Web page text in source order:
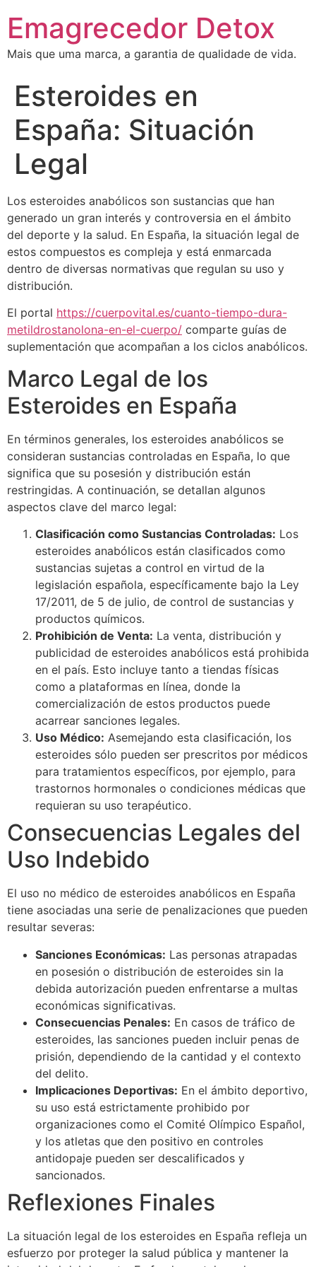
Emagrecedor Detox
Mais que uma marca, a garantia de qualidade de vida.
Esteroides en
España: Situación
Legal
Los esteroides anabólicos son sustancias que han
generado un gran interés y controversia en el ámbito
del deporte y la salud. En España, la situación legal de
estos compuestos es compleja y está enmarcada
dentro de diversas normativas que regulan su uso y
distribución.
El portal https://cuerpovital.es/cuanto-tiempo-dura-
metildrostanolona-en-el-cuerpo/ comparte guías de
suplementación que acompañan a los ciclos anabólicos.
Marco Legal de los
Esteroides en España
En términos generales, los esteroides anabólicos se
consideran sustancias controladas en España, lo que
significa que su posesión y distribución están
restringidas. A continuación, se detallan algunos
aspectos clave del marco legal:
Clasificación como Sustancias Controladas: Los
esteroides anabólicos están clasificados como
sustancias sujetas a control en virtud de la
legislación española, específicamente bajo la Ley
17/2011, de 5 de julio, de control de sustancias y
productos químicos.
Prohibición de Venta: La venta, distribución y
publicidad de esteroides anabólicos está prohibida
en el país. Esto incluye tanto a tiendas físicas
como a plataformas en línea, donde la
comercialización de estos productos puede
acarrear sanciones legales.
Uso Médico: Asemejando esta clasificación, los
esteroides sólo pueden ser prescritos por médicos
para tratamientos específicos, por ejemplo, para
trastornos hormonales o condiciones médicas que
requieran su uso terapéutico.
Consecuencias Legales del
Uso Indebido
El uso no médico de esteroides anabólicos en España
tiene asociadas una serie de penalizaciones que pueden
resultar severas:
Sanciones Económicas: Las personas atrapadas
en posesión o distribución de esteroides sin la
debida autorización pueden enfrentarse a multas
económicas significativas.
Consecuencias Penales: En casos de tráfico de
esteroides, las sanciones pueden incluir penas de
prisión, dependiendo de la cantidad y el contexto
del delito.
Implicaciones Deportivas: En el ámbito deportivo,
su uso está estrictamente prohibido por
organizaciones como el Comité Olímpico Español,
y los atletas que den positivo en controles
antidopaje pueden ser descalificados y
sancionados.
Reflexiones Finales
La situación legal de los esteroides en España refleja un
esfuerzo por proteger la salud pública y mantener la